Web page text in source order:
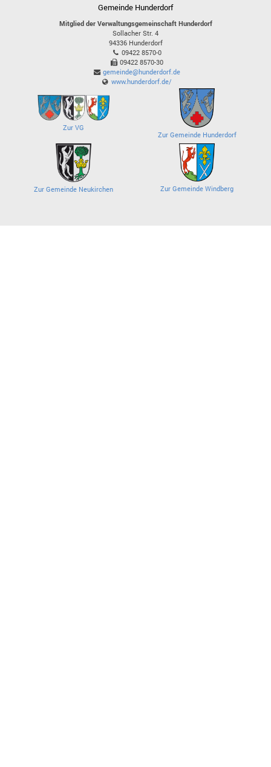
Gemeinde Hunderdorf
Mitglied der Verwaltungsgemeinschaft Hunderdorf
Sollacher Str. 4
94336 Hunderdorf
09422 8570-0
09422 8570-30
gemeinde@hunderdorf.de
www.hunderdorf.de/
Zur VG
Zur Gemeinde Hunderdorf
Zur Gemeinde Neukirchen Zur Gemeinde Windberg